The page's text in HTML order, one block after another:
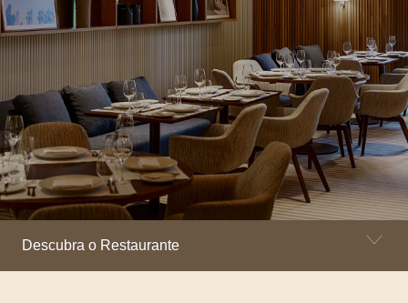
VILLAS
SHOP | SELEZIONE
DESCUBRA
CORRIERE
HISTÓRIA
SUSTENTABILIDADE
CONTATO
Descubra o Restaurante